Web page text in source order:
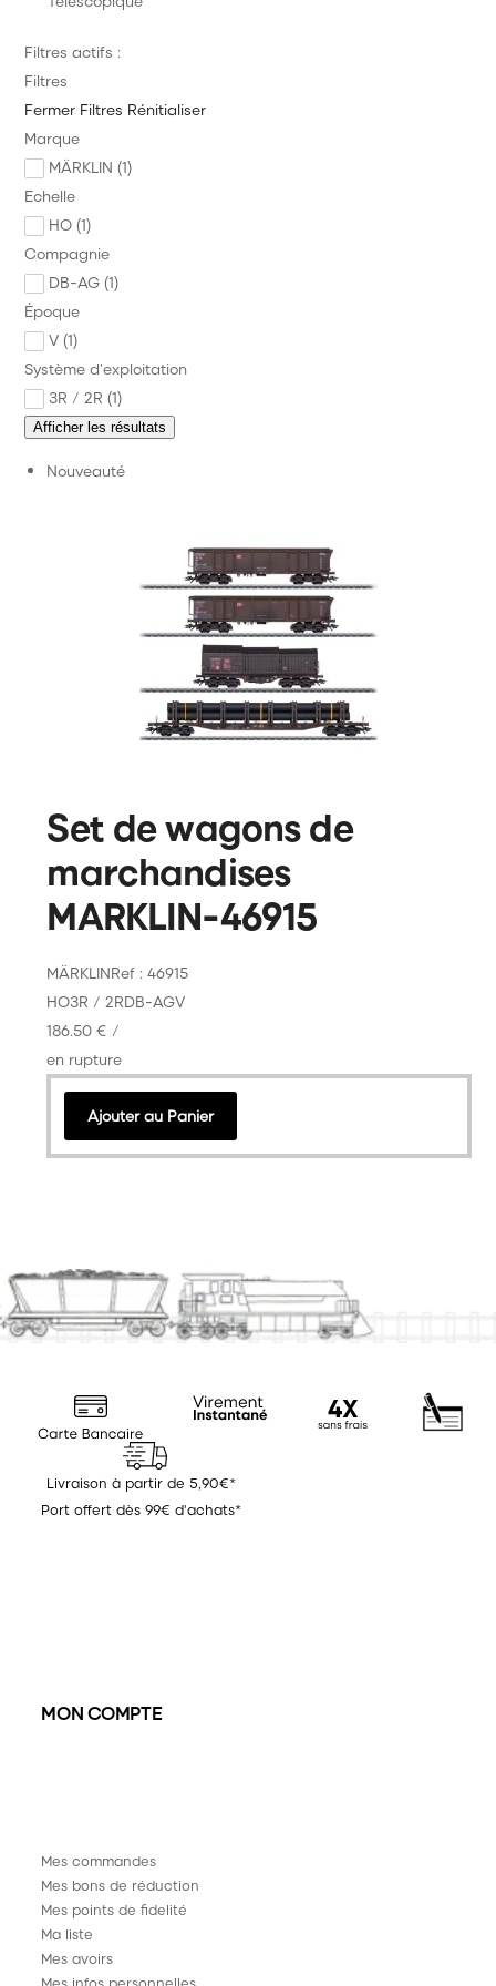
Alimentation Digital Commande
Outillage et Consommable
Annonces des trains
Précommande Nouveauté à paraître
PROMOS
Divers
Marque
News
Citadel Colour
Games Workshop
Filtres actifs :
Filtres
Fermer Filtres Rénitialiser
Marque
MÄRKLIN (1)
Echelle
HO (1)
Compagnie
DB-AG (1)
Époque
V (1)
Système d'exploitation
3R / 2R (1)
Afficher les résultats
Nouveauté
Set de wagons de
marchandises
MARKLIN-46915
MÄRKLINRef : 46915
HO3R / 2RDB-AGV
186.50 € /
en rupture
Ajouter au Panier
Livraison à partir de 5,90€*
Port offert dès 99€ d'achats*
MON COMPTE
Mes commandes
Mes bons de réduction
Mes points de fidelité
Ma liste
Mes avoirs